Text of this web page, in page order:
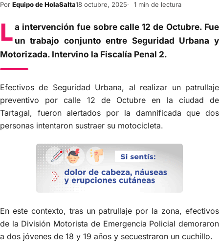
Por Equipo de HolaSalta18 octubre, 2025 1 min de lectura
La intervención fue sobre calle 12 de Octubre. Fue
un trabajo conjunto entre Seguridad Urbana y
Motorizada. Intervino la Fiscalía Penal 2.
Efectivos de Seguridad Urbana, al realizar un patrullaje
preventivo por calle 12 de Octubre en la ciudad de
Tartagal, fueron alertados por la damnificada que dos
personas intentaron sustraer su motocicleta.
En este contexto, tras un patrullaje por la zona, efectivos
de la División Motorista de Emergencia Policial demoraron
a dos jóvenes de 18 y 19 años y secuestraron un cuchillo.